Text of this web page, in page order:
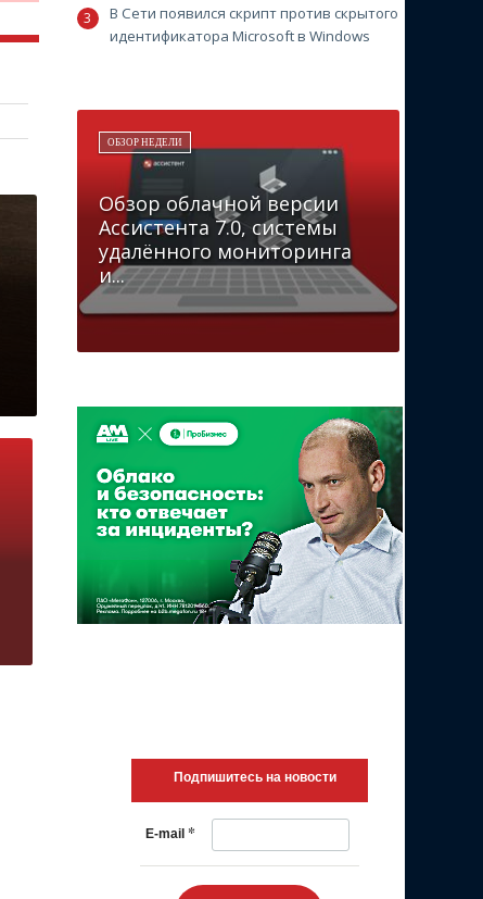
В Сети появился скрипт против скрытого
идентификатора Microsoft в Windows
ОБЗОР НЕДЕЛИ
Обзор облачной версии
Ассистента 7.0, системы
удалённого мониторинга
и...
Подпишитесь на новости
E-mail *